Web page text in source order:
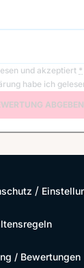
und akzeptiert *
habe ich
ABGEBEN
/
/ Bewertungen